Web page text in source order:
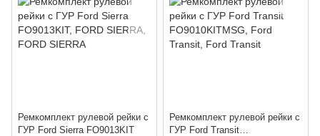
Ремкомплект рулевой рейки с
ГУР Ford Sierra FO9013KIT
Ремкомплект рулевой рейки с
ГУР Ford Transit